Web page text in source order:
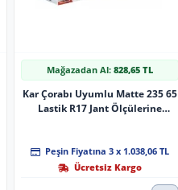
Mağazadan Al: 828,65 TL
Kar Çorabı Uyumlu Matte 235 65
Lastik R17 Jant Ölçülerine
Peşin Fiyatına 3 x 1.038,06 TL
Ücretsiz Kargo